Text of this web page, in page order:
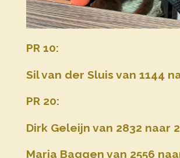
PR 10:
Sil van der Sluis van 1144
PR 20:
Dirk Geleijn van 2832 naar
Maria Baggen van 2556